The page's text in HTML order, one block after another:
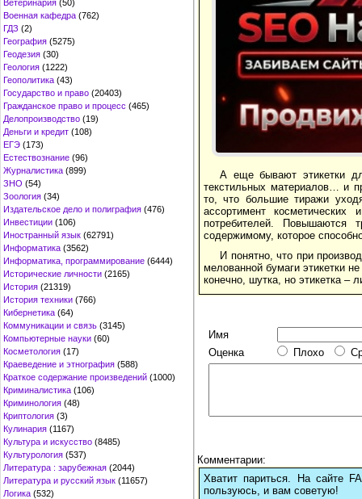
Ветеринария (50)
Военная кафедра (762)
ГДЗ (2)
География (5275)
Геодезия (30)
Геология (1222)
Геополитика (43)
Государство и право (20403)
Гражданское право и процесс (465)
Делопроизводство (19)
Деньги и кредит (108)
ЕГЭ (173)
Естествознание (96)
Журналистика (899)
ЗНО (54)
Зоология (34)
Издательское дело и полиграфия (476)
Инвестиции (106)
Иностранный язык (62791)
Информатика (3562)
Информатика, программирование (6444)
Исторические личности (2165)
История (21319)
История техники (766)
Кибернетика (64)
Коммуникации и связь (3145)
Компьютерные науки (60)
Косметология (17)
Краеведение и этнография (588)
Краткое содержание произведений (1000)
Криминалистика (106)
Криминология (48)
Криптология (3)
Кулинария (1167)
Культура и искусство (8485)
Культурология (537)
Литература : зарубежная (2044)
Литература и русский язык (11657)
Логика (532)
А еще бывают этикетки
текстильных материалов… и
то, что большие тиражи
ассортимент
потребителей. Повышаются
содержимому, которое
И понятно, что при
мелованной бумаги этикетки
конечно, шутка, но этикетка –
Имя
Оценка
Плохо
Комментарии:
Хватит париться. На сайте
пользуюсь, и вам советую!